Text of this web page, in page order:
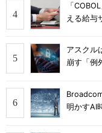
「
える給与
アスクル
崩す「例
明かすAI